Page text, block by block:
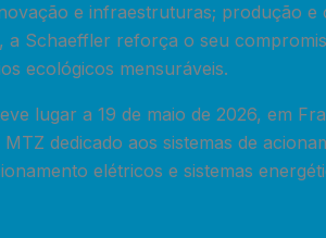
e infraestruturas; produção e
a Schaeffler reforça o seu
ecológicos mensuráveis.
lugar a 19 de maio de 2026, em
dedicado aos sistemas de
elétricos e sistemas